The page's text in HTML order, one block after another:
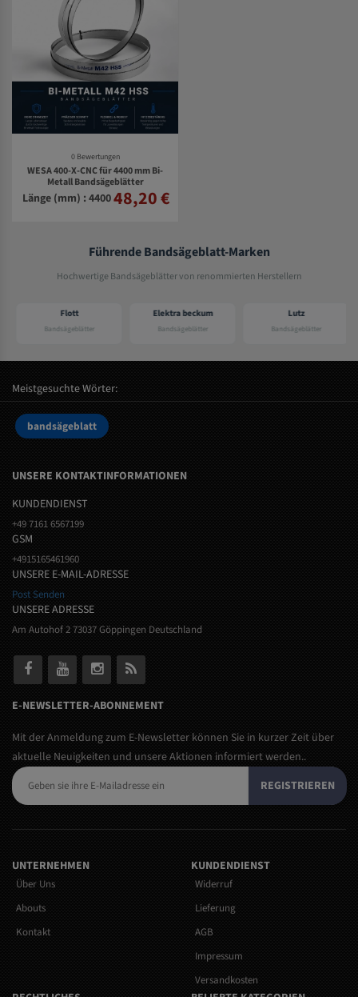
0 Bewertungen
WESA 400-X-CNC für 4400 mm Bi-
Metall Bandsägeblätter
Länge (mm) : 440048,20 €
Führende Bandsägeblatt-Marken
Hochwertige Bandsägeblätter von renommierten Herstellern
Flott
Bandsägeblätter
Elektra beckum
Bandsägeblätter
Lutz
Bandsägeblätter
Meistgesuchte Wörter:
bandsägeblatt
UNSERE KONTAKTINFORMATIONEN
KUNDENDIENST
+49 7161 6567199
GSM
+4915165461960
UNSERE E-MAIL-ADRESSE
Post Senden
UNSERE ADRESSE
Am Autohof 2 73037 Göppingen Deutschland
E-NEWSLETTER-ABONNEMENT
Mit der Anmeldung zum E-Newsletter können Sie in kurzer Zeit über
aktuelle Neuigkeiten und unsere Aktionen informiert werden..
REGISTRIEREN
UNTERNEHMEN
Über Uns
Abouts
Kontakt
KUNDENDIENST
Widerruf
Lieferung
AGB
Impressum
Versandkosten